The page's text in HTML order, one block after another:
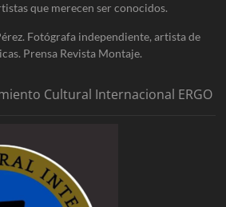
que merecen ser conocidos.
Fotógrafa independiente, artista de
Prensa Revista Montaje.
Cultural Internacional ERGO